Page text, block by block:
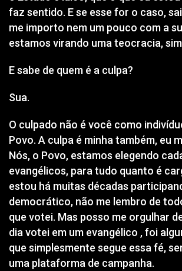
faz sentido. E se esse for o caso,
me importo nem um pouco com a
estamos virando uma teocracia,
E sabe de quem é a culpa?
Sua.
O culpado não é você como
Povo. A culpa é minha também, eu
Nós, o Povo, estamos elegendo
evangélicos, para tudo quanto é
estou há muitas décadas
democrático, não me lembro de
que votei. Mas posso me orgulhar
dia votei em um evangélico , foi
que simplesmente segue essa fé,
uma plataforma de campanha.